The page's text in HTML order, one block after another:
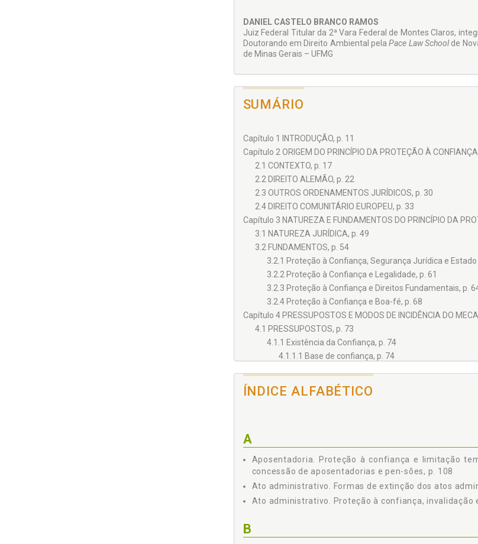
DANIEL CASTELO BRANCO RAMOS
Juiz Federal Titular da 2ª Vara Federal de Montes Claros,
Doutorando em Direito Ambiental pela Pace Law Schoolde
de Minas Gerais – UFMG
SUMÁRIO
Capítulo 1 INTRODUÇÃO, p. 11
Capítulo 2 ORIGEM DO PRINCÍPIO DA PROTEÇÃO À
2.1 CONTEXTO, p. 17
2.2 DIREITO ALEMÃO, p. 22
2.3 OUTROS ORDENAMENTOS JURÍDICOS, p. 30
2.4 DIREITO COMUNITÁRIO EUROPEU, p. 33
Capítulo 3 NATUREZA E FUNDAMENTOS DO PRINCÍPIO DA
3.1 NATUREZA JURÍDICA, p. 49
3.2 FUNDAMENTOS, p. 54
3.2.1 Proteção à Confiança, Segurança Jurídica e Estado
3.2.2 Proteção à Confiança e Legalidade, p. 61
3.2.3 Proteção à Confiança e Direitos Fundamentais, p.
3.2.4 Proteção à Confiança e Boa-fé, p. 68
Capítulo 4 PRESSUPOSTOS E MODOS DE INCIDÊNCIA DO
4.1 PRESSUPOSTOS, p. 73
4.1.1 Existência da Confiança, p. 74
4.1.1.1 Base de confiança, p. 74
4.1.1.1.2 Base negativa, p. 78
4.1.1.1.3 Base inexistente, p. 79
Capítulo 5 O PRINCÍPIO DA PROTEÇÃO À CONFIANÇA NO
5.1 DOUTRINA, p. 87
5.1.1 Primeiras Abordagens do Princípio, p. 87
5.1.2 Formas de Extinção dos Atos Administrativos, p. 89
ÍNDICE ALFABÉTICO
A
Aposentadoria. Proteção à confiança e limitação
concessão de aposentadorias e pen-sões, p. 108
Ato administrativo. Formas de extinção dos atos
Ato administrativo. Proteção à confiança, invalidação
B